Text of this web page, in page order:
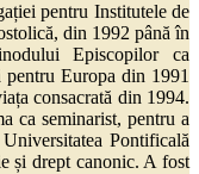
pentru Institutele de
din 1992 până în
Episcopilor ca
pentru Europa din 1991
consacrată din 1994.
ca seminarist, pentru a
Pontificală
și drept canonic. A fost